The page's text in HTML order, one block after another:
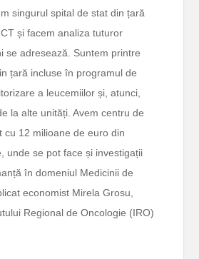
singurul spital de stat din țară
și facem analiza tuturor
se adresează. Suntem printre
țară incluse în programul de
a leucemiilor și, atunci,
la alte unități. Avem centru de
cu 12 milioane de euro din
unde se pot face și investigații
în domeniul Medicinii de
economist Mirela Grosu,
Regional de Oncologie (IRO)